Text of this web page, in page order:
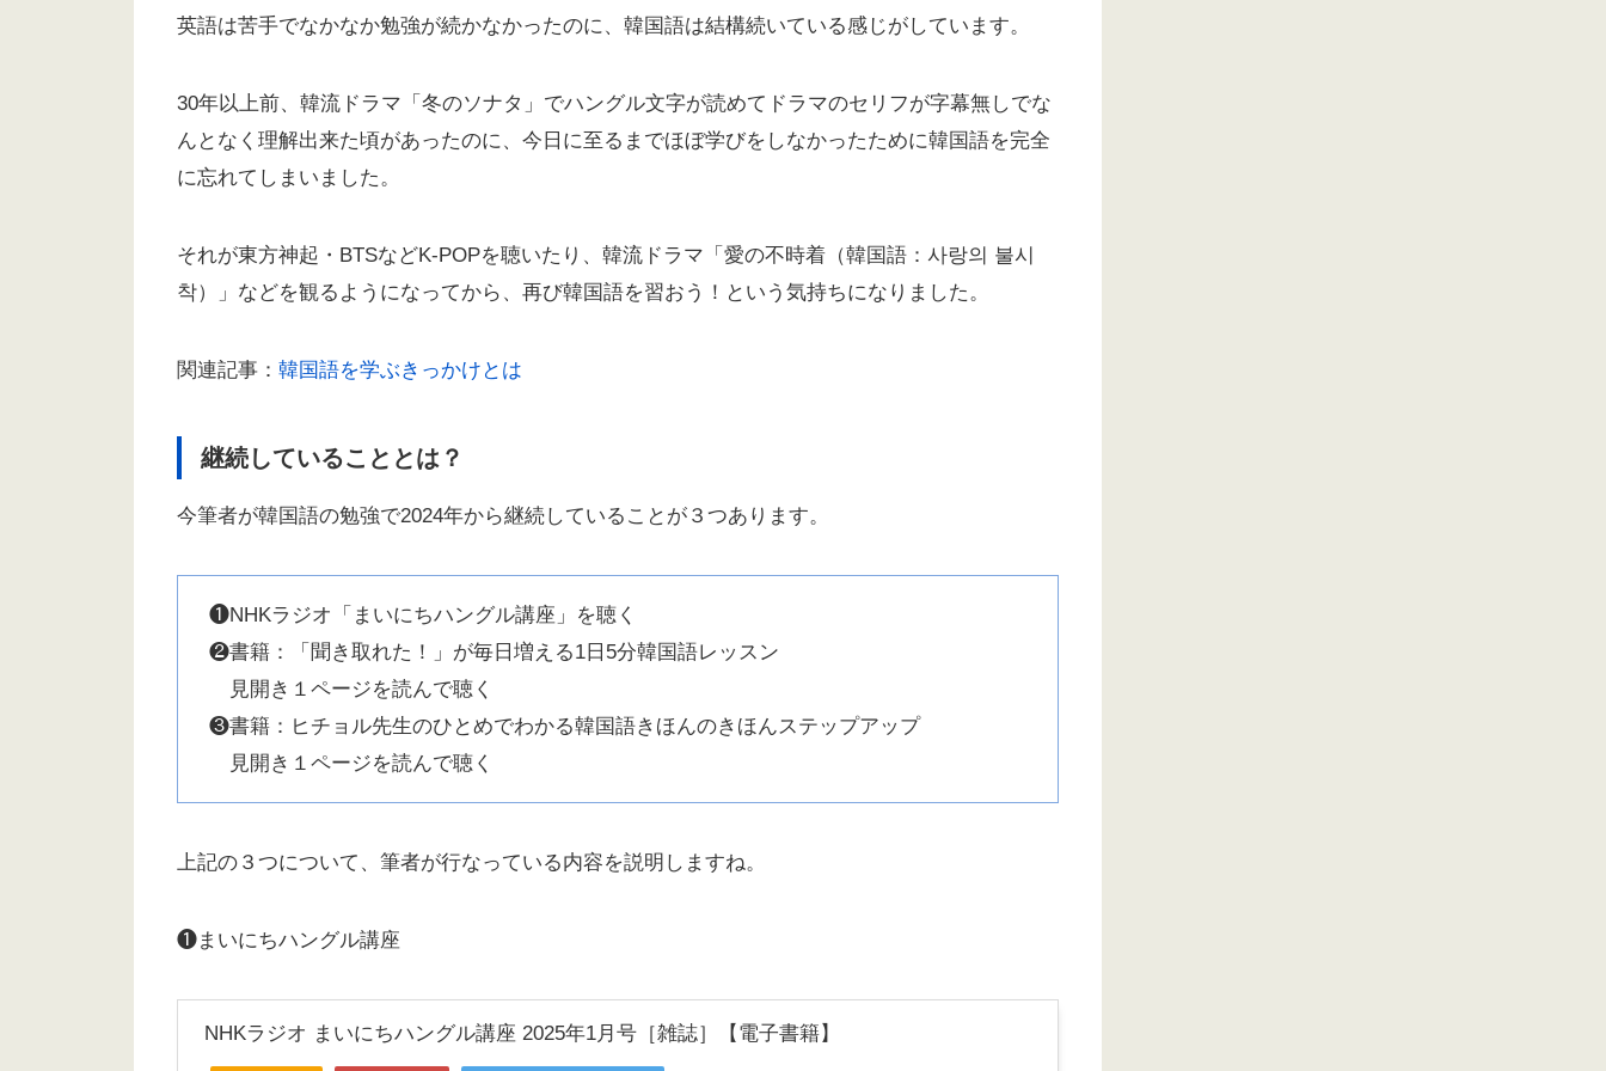
英語は苦手でなかなか勉強が続かなかったのに、韓国語は結構続いている感じがしています。
30年以上前、韓流ドラマ「冬のソナタ」でハングル文字が読めてドラマのセリフが字幕無しでな
んとなく理解出来た頃があったのに、今日に至るまでほぼ学びをしなかったために韓国語を完全
に忘れてしまいました。
それが東方神起・BTSなどK-POPを聴いたり、韓流ドラマ「愛の不時着（韓国語：사랑의 불시
착）」などを観るようになってから、再び韓国語を習おう！という気持ちになりました。
関連記事： 韓国語を学ぶきっかけとは
継続していることとは？
今筆者が韓国語の勉強で2024年から継続していることが３つあります。
❶NHKラジオ「まいにちハングル講座」を聴く
❷書籍：「聞き取れた！」が毎日増える1日5分韓国語レッスン
見開き１ページを読んで聴く
❸書籍：ヒチョル先生のひとめでわかる韓国語きほんのきほんステップアップ
見開き１ページを読んで聴く
上記の３つについて、筆者が行なっている内容を説明しますね。
❶まいにちハングル講座
NHKラジオ まいにちハングル講座 2025年1月号［雑誌］【電子書籍】